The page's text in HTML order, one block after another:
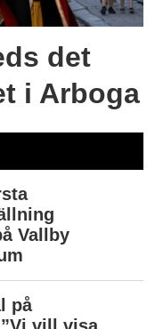
det
i Arboga
Vallby
på